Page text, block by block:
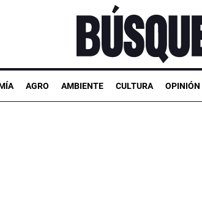
AGRO AMBIENTE CULTURA OPINIÓN